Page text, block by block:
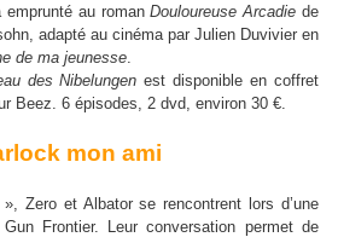
emprunté au romanDouloureuse Arcadie de
adapté au cinéma par Julien Duvivier en
de ma jeunesse
des Nibelungen est disponible en coffret
Beez. 6 épisodes, 2 dvd, environ 30 €.
mon ami
Zero et Albator se rencontrent lors d’une
Frontier. Leur conversation permet de